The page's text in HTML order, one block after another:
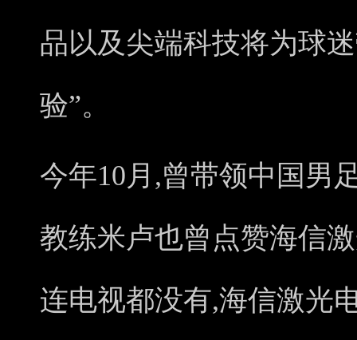
品以及尖端科技将为球
验”。
今年10月,曾带领中国男
教练米卢也曾点赞海信
连电视都没有,海信激光